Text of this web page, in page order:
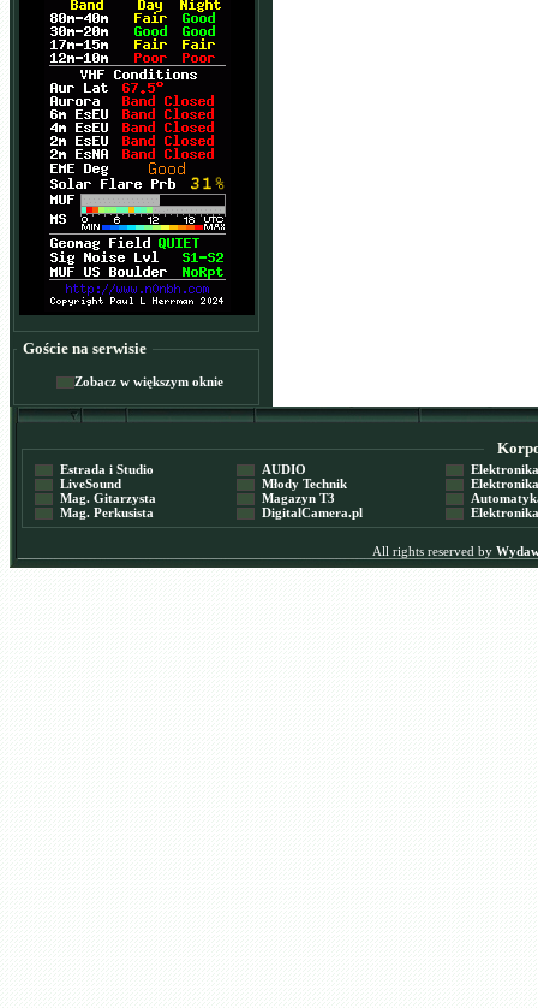
Goście na serwisie
Zobacz w większym oknie
Estrada i Studio
LiveSound
Mag. Gitarzysta
Mag. Perkusista
AUDIO
Młody Technik
Magazyn T3
DigitalCamera.pl
Elektronika
Elektronika
Automatyka
Elektronika
All rights reserved by